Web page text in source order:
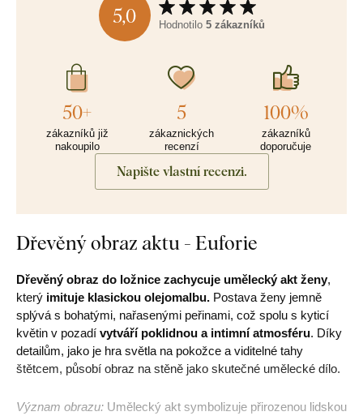
5,0 Hodnotilo 5 zákazníků
50+
zákazníků již
nakoupilo
5
zákaznických
recenzí
100%
zákazníků
doporučuje
Napište vlastní recenzi.
Dřevěný obraz aktu - Euforie
Dřevěný obraz do ložnice zachycuje umělecký akt ženy,
který imituje klasickou olejomalbu. Postava ženy jemně
splývá s bohatými, nařasenými peřinami, což spolu s kyticí
květin v pozadí vytváří poklidnou a intimní atmosféru. Díky
detailům, jako je hra světla na pokožce a viditelné tahy
štětcem, působí obraz na stěně jako skutečné umělecké dílo.
Význam obrazu: Umělecký akt symbolizuje přirozenou lidskou